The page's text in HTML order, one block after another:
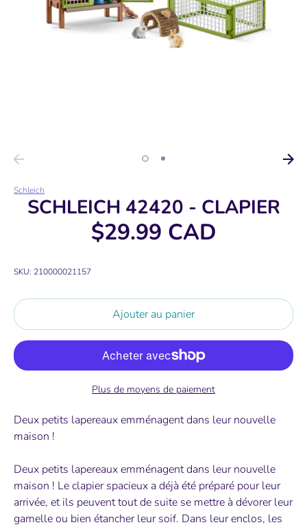
Schleich
SCHLEICH 42420 - CLAPIER
$29.99 CAD
SKU: 210000021157
Ajouter au panier
Plus de moyens de paiement
Deux petits lapereaux emménagent dans leur nouvelle
maison !
Deux petits lapereaux emménagent dans leur nouvelle
maison ! Le clapier spacieux a déjà été préparé pour leur
arrivée, et ils peuvent tout de suite se mettre à dévorer leur
gamelle ou bien étancher leur soif. Dans leur enclos, les